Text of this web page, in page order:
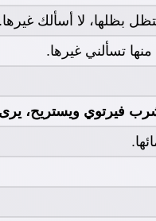
بظلها، لا أسألك غيرها.
تسألني غيرها.
فيرتوي ويستريح، يرى